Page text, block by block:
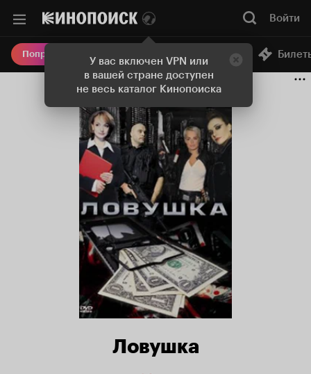
У вас включен VPN или
в вашей стране доступен
не весь каталог Кинопоиска
Войти
Попробовать Плюс Онлайн-кинотеатр
Ловушка